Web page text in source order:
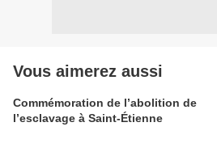
Vous aimerez aussi
Commémoration de l’abolition de
l’esclavage à Saint-Étienne